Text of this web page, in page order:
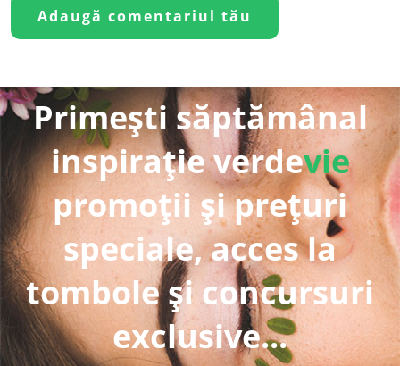
Primești săptămânal
inspirație verdevie
promoții și prețuri
speciale, acces la
tombole și concursuri
exclusive...